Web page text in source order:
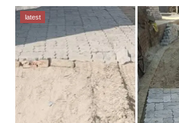
latest